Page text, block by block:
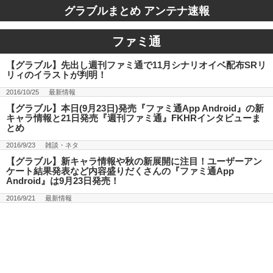
グラブルまとめ アンテナ速報
ファミ通
【グラブル】先出し週刊ファミ通で11月シナリオイベ配布SRリ
リィのイラストが判明！
2016/10/25 最新情報
【グラブル】本日(9月23日)発売『ファミ通App Android』の新
キャラ情報と21日発売『週刊ファミ通』FKHRインタビューま
とめ
2016/9/23 雑談・ネタ
【グラブル】新キャラ情報や秋の新展開に注目！ユーザーアン
ケート結果発表など内容盛りだくさんの『ファミ通App
Android』は9月23日発売！
2016/9/21 最新情報